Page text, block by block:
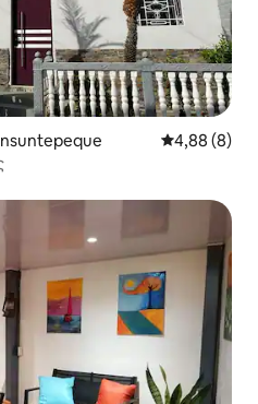
Μέση
4,88 (8)